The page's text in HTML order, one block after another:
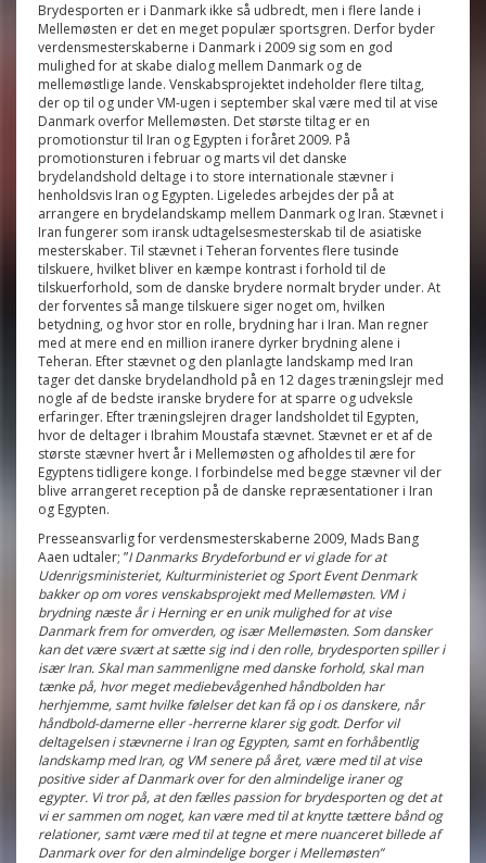
Brydesporten er i Danmark ikke så udbredt, men i flere lande i
Mellemøsten er det en meget populær sportsgren. Derfor byder
verdensmesterskaberne i Danmark i 2009 sig som en god
mulighed for at skabe dialog mellem Danmark og de
mellemøstlige lande. Venskabsprojektet indeholder flere tiltag,
der op til og under VM-ugen i september skal være med til at vise
Danmark overfor Mellemøsten. Det største tiltag er en
promotionstur til Iran og Egypten i foråret 2009. På
promotionsturen i februar og marts vil det danske
brydelandshold deltage i to store internationale stævner i
henholdsvis Iran og Egypten. Ligeledes arbejdes der på at
arrangere en brydelandskamp mellem Danmark og Iran. Stævnet i
Iran fungerer som iransk udtagelsesmesterskab til de asiatiske
mesterskaber. Til stævnet i Teheran forventes flere tusinde
tilskuere, hvilket bliver en kæmpe kontrast i forhold til de
tilskuerforhold, som de danske brydere normalt bryder under. At
der forventes så mange tilskuere siger noget om, hvilken
betydning, og hvor stor en rolle, brydning har i Iran. Man regner
med at mere end en million iranere dyrker brydning alene i
Teheran. Efter stævnet og den planlagte landskamp med Iran
tager det danske brydelandhold på en 12 dages træningslejr med
nogle af de bedste iranske brydere for at sparre og udveksle
erfaringer. Efter træningslejren drager landsholdet til Egypten,
hvor de deltager i Ibrahim Moustafa stævnet. Stævnet er et af de
største stævner hvert år i Mellemøsten og afholdes til ære for
Egyptens tidligere konge. I forbindelse med begge stævner vil der
blive arrangeret reception på de danske repræsentationer i Iran
og Egypten.
Presseansvarlig for verdensmesterskaberne 2009, Mads Bang
Aaen udtaler; ”I Danmarks Brydeforbund er vi glade for at
Udenrigsministeriet, Kulturministeriet og Sport Event Denmark
bakker op om vores venskabsprojekt med Mellemøsten. VM i
brydning næste år i Herning er en unik mulighed for at vise
Danmark frem for omverden, og især Mellemøsten. Som dansker
kan det være svært at sætte sig ind i den rolle, brydesporten spiller i
især Iran. Skal man sammenligne med danske forhold, skal man
tænke på, hvor meget mediebevågenhed håndbolden har
herhjemme, samt hvilke følelser det kan få op i os danskere, når
håndbold-damerne eller -herrerne klarer sig godt. Derfor vil
deltagelsen i stævnerne i Iran og Egypten, samt en forhåbentlig
landskamp med Iran, og VM senere på året, være med til at vise
positive sider af Danmark over for den almindelige iraner og
egypter. Vi tror på, at den fælles passion for brydesporten og det at
vi er sammen om noget, kan være med til at knytte tættere bånd og
relationer, samt være med til at tegne et mere nuanceret billede af
Danmark over for den almindelige borger i Mellemøsten”